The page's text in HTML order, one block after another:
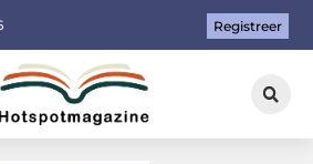
Registreer